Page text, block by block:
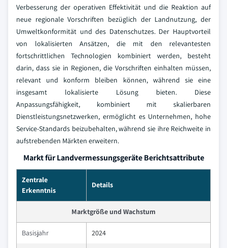
Verbesserung der operativen Effektivität und die Reaktion auf
neue regionale Vorschriften bezüglich der Landnutzung, der
Umweltkonformität und des Datenschutzes. Der Hauptvorteil
von lokalisierten Ansätzen, die mit den relevantesten
fortschrittlichen Technologien kombiniert werden, besteht
darin, dass sie in Regionen, die Vorschriften einhalten müssen,
relevant und konform bleiben können, während sie eine
insgesamt lokalisierte Lösung bieten. Diese
Anpassungsfähigkeit, kombiniert mit skalierbaren
Dienstleistungsnetzwerken, ermöglicht es Unternehmen, hohe
Service-Standards beizubehalten, während sie ihre Reichweite in
aufstrebenden Märkten erweitern.
Markt für Landvermessungsgeräte Berichtsattribute
Zentrale
Erkenntnis
Details
Marktgröße und Wachstum
Basisjahr 2024